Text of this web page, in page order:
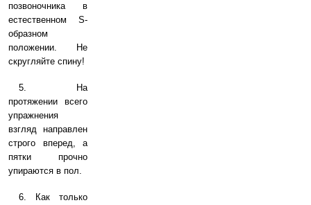
позвоночника в
естественном S-
образном
положении. Не
скругляйте спину!
5. На
протяжении всего
упражнения
взгляд направлен
строго вперед, а
пятки прочно
упираются в пол.
6. Как только